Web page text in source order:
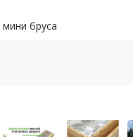
бруса